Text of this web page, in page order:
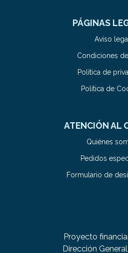
PÁGINAS
Aviso legal
Condiciones
Política de
Política de
ATENCIÓN AL
Quiénes
Pedidos
Formulario de
Proyecto
Dirección